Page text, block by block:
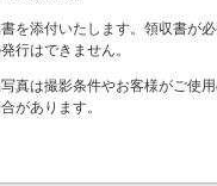
を添付いたします。領収書が
行はできません。
真は撮影条件やお客様がご使
があります。